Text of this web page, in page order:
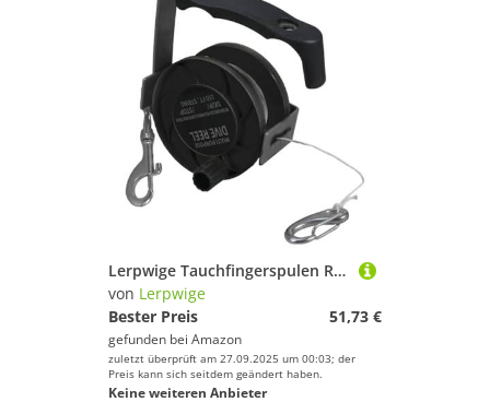
Lerpwige Tauchfingerspulen Rollenleichte Gewicht Korrosions Beständig Für Fischerei Und Erkundungs ​​ Scubas
von Lerpwige
Bester Preis
51,73 €
gefunden bei Amazon
zuletzt überprüft am 27.09.2025 um 00:03; der
Preis kann sich seitdem geändert haben.
Keine weiteren Anbieter